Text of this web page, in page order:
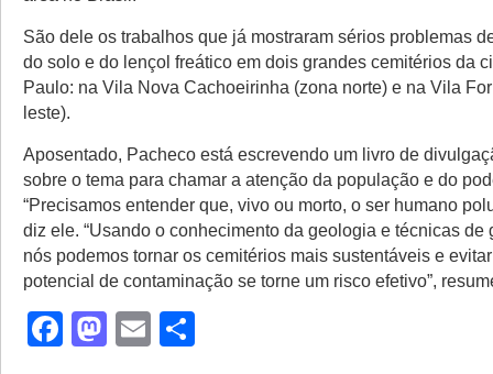
São dele os trabalhos que já mostraram sérios problemas
do solo e do lençol freático em dois grandes cemitérios da
Paulo: na Vila Nova Cachoeirinha (zona norte) e na Vila
leste).
Aposentado, Pacheco está escrevendo um livro de
sobre o tema para chamar a atenção da população e do
“Precisamos entender que, vivo ou morto, o ser humano
diz ele. “Usando o conhecimento da geologia e técnicas de
nós podemos tornar os cemitérios mais sustentáveis e
potencial de contaminação se torne um risco efetivo”,
Facebook
Mastodon
Email